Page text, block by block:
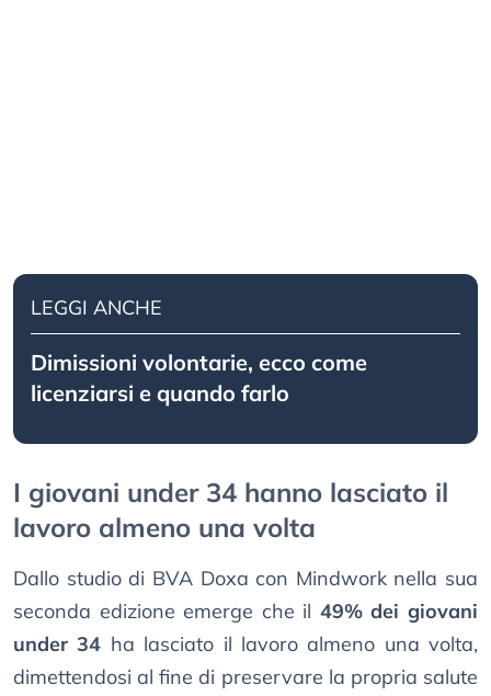
LEGGI ANCHE
Dimissioni volontarie, ecco come
licenziarsi e quando farlo
I giovani under 34 hanno lasciato il
lavoro almeno una volta
Dallo studio di BVA Doxa con Mindwork nella sua
seconda edizione emerge che il 49% dei giovani
under 34 ha lasciato il lavoro almeno una volta,
dimettendosi al fine di preservare la propria salute